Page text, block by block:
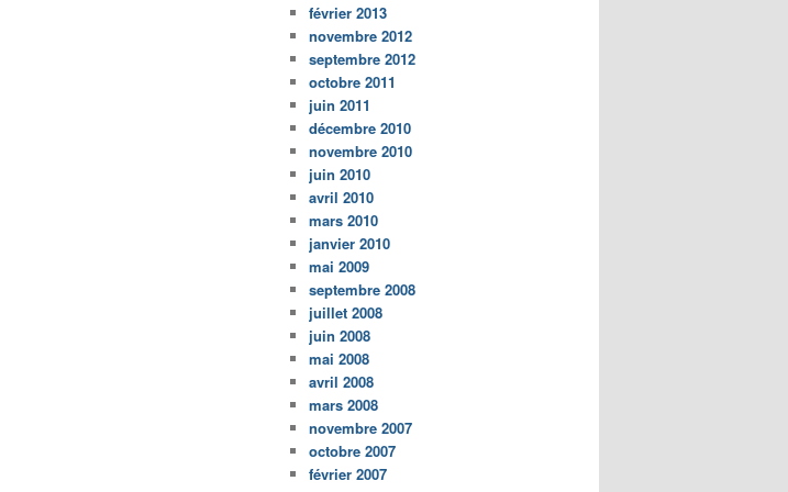
février 2013
novembre 2012
septembre 2012
octobre 2011
juin 2011
décembre 2010
novembre 2010
juin 2010
avril 2010
mars 2010
janvier 2010
mai 2009
septembre 2008
juillet 2008
juin 2008
mai 2008
avril 2008
mars 2008
novembre 2007
octobre 2007
février 2007